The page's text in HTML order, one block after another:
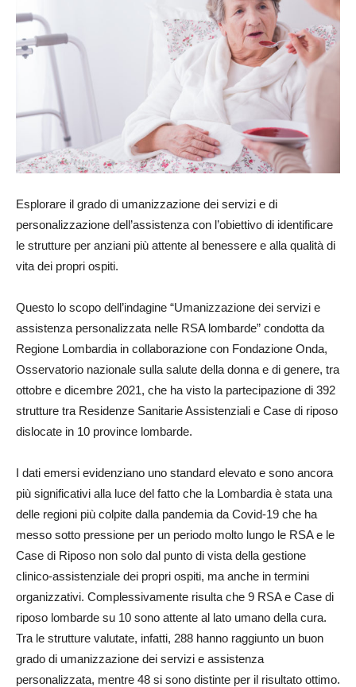
Esplorare il grado di umanizzazione dei servizi e di
personalizzazione dell’assistenza con l’obiettivo di identificare
le strutture per anziani più attente al benessere e alla qualità di
vita dei propri ospiti.
Questo lo scopo dell’indagine “Umanizzazione dei servizi e
assistenza personalizzata nelle RSA lombarde” condotta da
Regione Lombardia in collaborazione con Fondazione Onda,
Osservatorio nazionale sulla salute della donna e di genere, tra
ottobre e dicembre 2021, che ha visto la partecipazione di 392
strutture tra Residenze Sanitarie Assistenziali e Case di riposo
dislocate in 10 province lombarde.
I dati emersi evidenziano uno standard elevato e sono ancora
più significativi alla luce del fatto che la Lombardia è stata una
delle regioni più colpite dalla pandemia da Covid-19 che ha
messo sotto pressione per un periodo molto lungo le RSA e le
Case di Riposo non solo dal punto di vista della gestione
clinico-assistenziale dei propri ospiti, ma anche in termini
organizzativi. Complessivamente risulta che 9 RSA e Case di
riposo lombarde su 10 sono attente al lato umano della cura.
Tra le strutture valutate, infatti, 288 hanno raggiunto un buon
grado di umanizzazione dei servizi e assistenza
personalizzata, mentre 48 si sono distinte per il risultato ottimo.